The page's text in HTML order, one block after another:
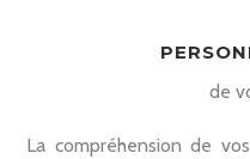
de
La compréhension de